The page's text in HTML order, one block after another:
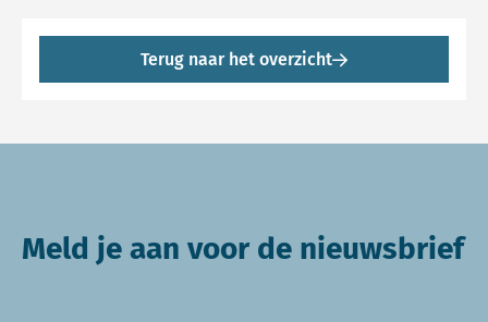
Terug naar het overzicht
Meld je aan voor de nieuwsbrief